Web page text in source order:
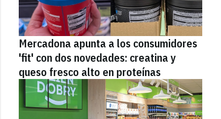
Mercadona apunta a los consumidores
'fit' con dos novedades: creatina y
queso fresco alto en proteínas